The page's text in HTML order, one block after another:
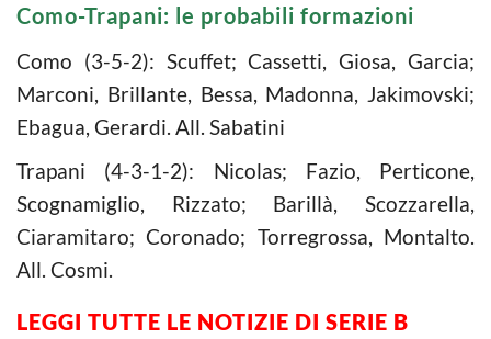
Como-Trapani: le probabili formazioni
Como (3-5-2): Scuffet; Cassetti, Giosa, Garcia;
Marconi, Brillante, Bessa, Madonna, Jakimovski;
Ebagua, Gerardi. All. Sabatini
Trapani (4-3-1-2): Nicolas; Fazio, Perticone,
Scognamiglio, Rizzato; Barillà, Scozzarella,
Ciaramitaro; Coronado; Torregrossa, Montalto.
All. Cosmi.
LEGGI TUTTE LE NOTIZIE DI SERIE B